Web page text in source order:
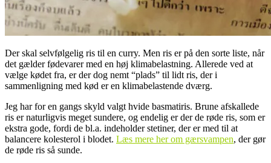
Der skal selvfølgelig ris til en curry. Men ris er på den sorte liste, når
det gælder fødevarer med en høj klimabelastning. Allerede ved at
vælge kødet fra, er der dog nemt “plads” til lidt ris, der i
sammenligning med kød er en klimabelastende dværg.
Jeg har for en gangs skyld valgt hvide basmatiris. Brune afskallede
ris er naturligvis meget sundere, og endelig er der de røde ris, som er
ekstra gode, fordi de bl.a. indeholder stetiner, der er med til at
balancere kolesterol i blodet. Læs mere her om gærsvampen, der gør
de røde ris så sunde.